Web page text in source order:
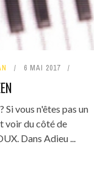
6 MAI 2017
vous n'êtes pas un
voir du côté de
Dans Adieu ...